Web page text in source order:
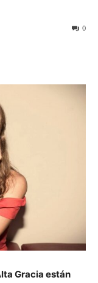
0
Gracia están